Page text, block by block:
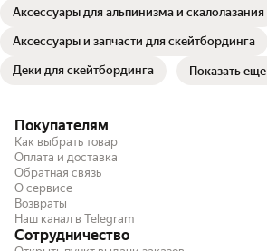
Аксессуары для альпинизма и скалолазания
Аксессуары и запчасти для скейтбординга
Деки для скейтбординга Показать еще
Покупателям
Как выбрать товар
Оплата и доставка
Обратная связь
О сервисе
Возвраты
Наш канал в Telegram
Сотрудничество